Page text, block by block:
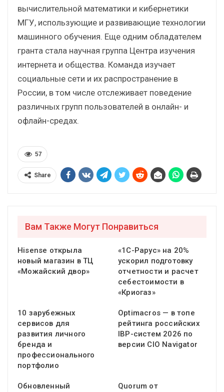
вычислительной математики и кибернетики
МГУ, использующие и развивающие технологии
машинного обучения. Еще одним обладателем
гранта стала научная группа Центра изучения
интернета и общества. Команда изучает
социальные сети и их распространение в
России, в том числе отслеживает поведение
различных групп пользователей в онлайн- и
офлайн-средах.
57
Share
Вам Также Могут Понравиться
Hisense открыла
новый магазин в ТЦ
«Можайский двор»
«1С-Рарус» на 20%
ускорил подготовку
отчетности и расчет
себестоимости в
«Криогаз»
10 зарубежных
сервисов для
развития личного
бренда и
профессионального
портфолио
Optimacros — в топе
рейтинга российских
IBP-систем 2026 по
версии CIO Navigator
Обновленный Quorum от